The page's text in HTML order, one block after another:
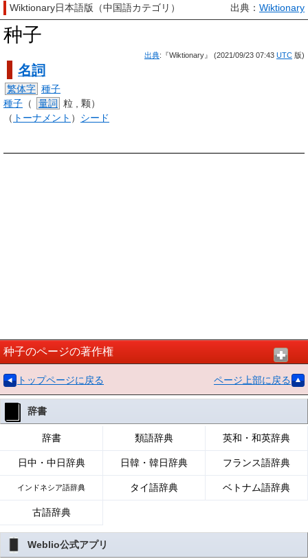
Wiktionary日本語版（中国語カテゴリ） 出典： Wiktionary
种子
出典:『Wiktionary』 (2021/09/23 07:43 UTC 版)
名詞
繁体字 種子
種子 （ 量詞 粒
, 颗）
（ トーナメント ） シード
种子のページの著作権
トップページに戻る ページ上部に戻る
辞書
辞書 類語辞典 英和・和英辞典
日中・中日辞典 日韓・韓日辞典 フランス語辞典
インドネシア語辞典 タイ語辞典 ベトナム語辞典
古語辞典
Weblio公式アプリ